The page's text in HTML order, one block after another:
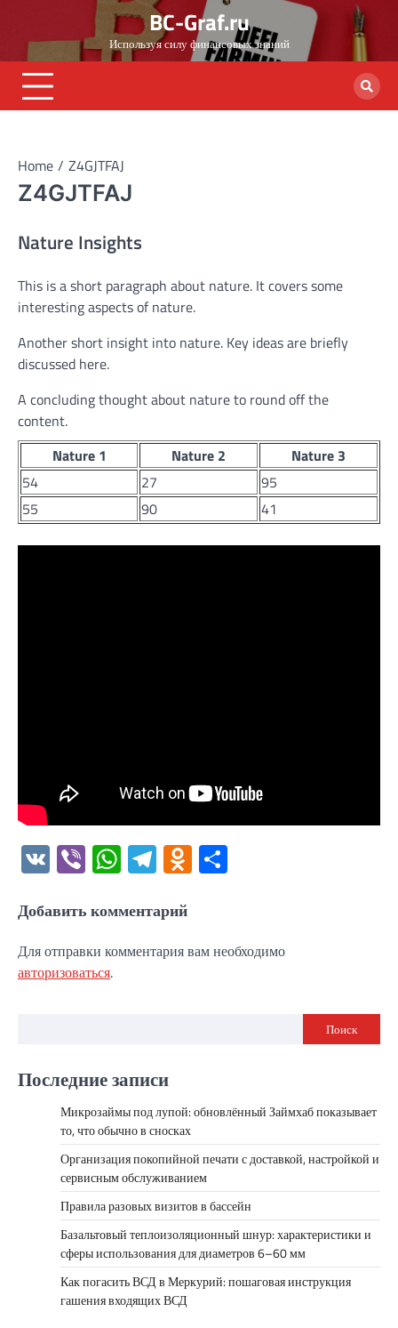
content
BC-Graf.ru
Используя силу финансовых знаний
Home Z4GJTFAJ
Z4GJTFAJ
Nature Insights
This is a short paragraph about nature. It covers some
interesting aspects of nature.
Another short insight into nature. Key ideas are briefly
discussed here.
A concluding thought about nature to round off the
content.
Nature 1
Nature 2
Nature 3
54
27
95
55
90 41
VK ViberWhatsApp
Telegram
Odnoklassniki
Добавить комментарий
Для отправки комментария вам необходимо
авторизоваться.
Поиск
Последние записи
Микрозаймы под лупой: обновлённый Займхаб показывает
то, что обычно в сносках
Организация покопийной печати с доставкой, настройкой и
сервисным обслуживанием
Правила разовых визитов в бассейн
Базальтовый теплоизоляционный шнур: характеристики и
сферы использования для диаметров 6–60 мм
Как погасить ВСД в Меркурий: пошаговая инструкция
гашения входящих ВСД